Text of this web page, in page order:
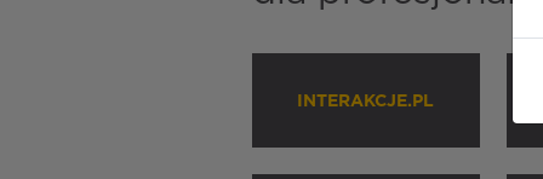
INTERAKCJE.PL